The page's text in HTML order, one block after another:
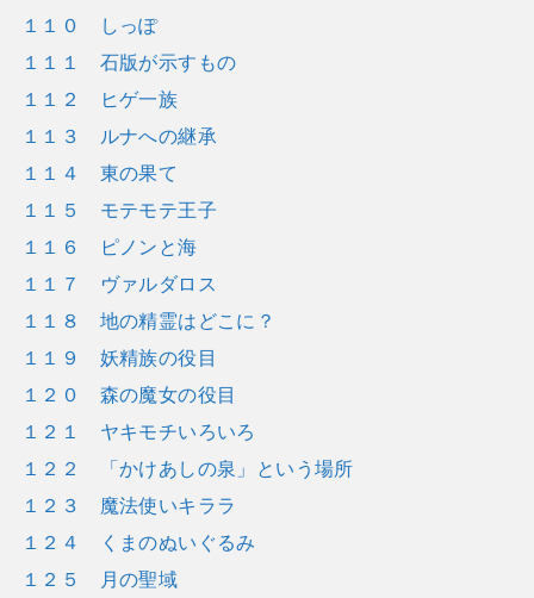
１１０ しっぽ
１１１ 石版が示すもの
１１２ ヒゲ一族
１１３ ルナへの継承
１１４ 東の果て
１１５ モテモテ王子
１１６ ピノンと海
１１７ ヴァルダロス
１１８ 地の精霊はどこに？
１１９ 妖精族の役目
１２０ 森の魔女の役目
１２１ ヤキモチいろいろ
１２２ 「かけあしの泉」という場所
１２３ 魔法使いキララ
１２４ くまのぬいぐるみ
１２５ 月の聖域